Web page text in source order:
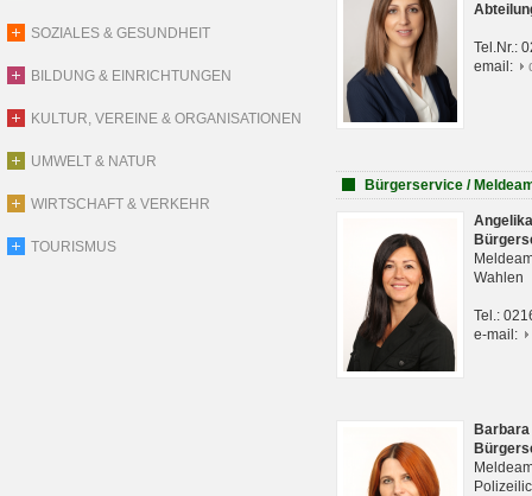
SOZIALES & GESUNDHEIT
BILDUNG & EINRICHTUNGEN
KULTUR, VEREINE & ORGANISATIONEN
UMWELT & NATUR
WIRTSCHAFT & VERKEHR
TOURISMUS
Tel.Nr.:
email:
Bürgerservice /
Wahlen
Tel.:
e-mail: